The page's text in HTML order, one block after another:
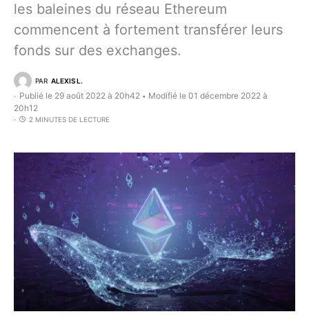
les baleines du réseau Ethereum
commencent à fortement transférer leurs
fonds sur des exchanges.
PAR ALEXIS L.
Publié le 29 août 2022 à 20h42 • Modifié le 01 décembre 2022 à
20h12
2 MINUTES DE LECTURE